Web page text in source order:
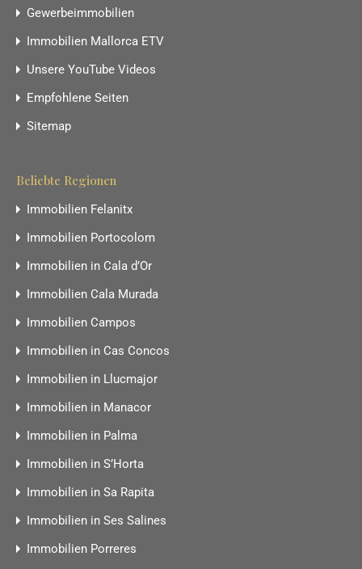
Gewerbeimmobilien
Immobilien Mallorca ETV
Unsere YouTube Videos
Empfohlene Seiten
Sitemap
Beliebte Regionen
Immobilien Felanitx
Immobilien Portocolom
Immobilien in Cala d’Or
Immobilien Cala Murada
Immobilien Campos
Immobilien in Cas Concos
Immobilien in Llucmajor
Immobilien in Manacor
Immobilien in Palma
Immobilien in S’Horta
Immobilien in Sa Rapita
Immobilien in Ses Salines
Immobilien Porreres